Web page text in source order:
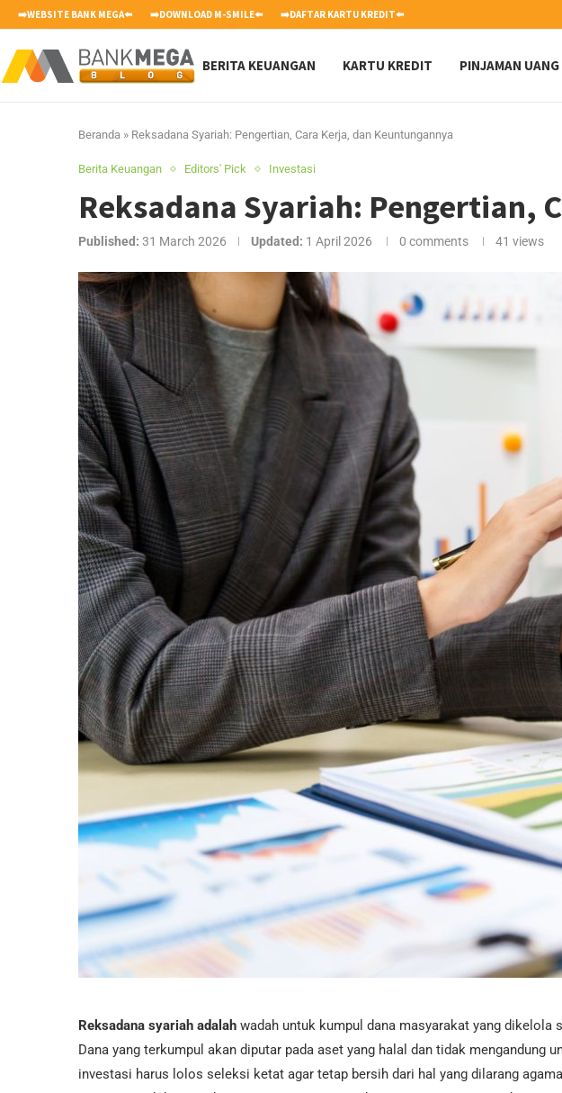
➡️WEBSITE BANK MEGA⬅️ ➡️DOWNLOAD M-SMILE⬅️ ➡️DAFTAR KARTU KREDIT⬅️
BERITA KEUANGAN KARTU KREDIT PINJAMAN UANG
Beranda » Reksadana Syariah: Pengertian, Cara Kerja, dan Keuntungannya
Berita Keuangan Editors' Pick Investasi
Reksadana Syariah: Pengertian,
Published: 31 March 2026 Updated: 1 April 2026 0 comments 41 views
Reksadana syariah adalah wadah untuk kumpul dana masyarakat yang dikelola
Dana yang terkumpul akan diputar pada aset yang halal dan tidak mengandung
investasi harus lolos seleksi ketat agar tetap bersih dari hal yang dilarang